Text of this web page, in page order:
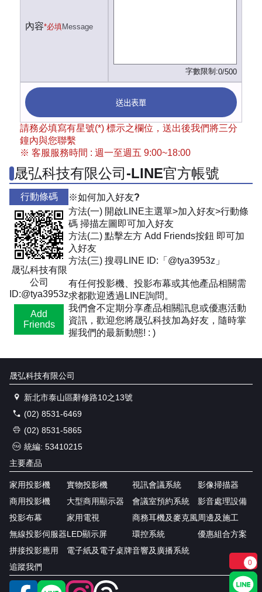
內容*必填Message
字數限制:0/500
送出表單
請務必填寫有星號(*) 標示之欄位，送出後我們將三分
鐘內與您聯繫
※ 客服服務時間 : 週一至週五 9:00~18:00
晟弘科技有限公司-LINE官方帳號
行動條碼
晟弘科技有限
公司
ID:@tya3953z
Add
Friends
※如何加入好友?
方法(一) 開啟LINE主選單>加入好友>行動條
碼 掃描左圖即可加入好友
方法(二) 點擊左方 Add Friends按鈕 即可加
入好友
方法(三) 搜尋LINE ID:「@tya3953z」
有任何投影機、投影布幕或其他產品相關需
求都歡迎透過LINE詢問。
我們會不定期分享產品相關訊息或優惠活動
資訊，歡迎您將晟弘科技加為好友，隨時掌
握我們的最新動態! : )
晟弘科技有限公司
新北市泰山區辭修路10之13號
(02) 8531-6469
(02) 8531-5865
統編: 53410215
主要產品
家用投影機
商用投影機
投影布幕
無線投影伺服器
拼接投影應用
實物投影機
大型商用顯示器
家用電視
LED顯示屏
電子紙及電子桌牌
視訊會議系統
會議室預約系統
商務耳機及麥克風
環控系統
音響及廣播系統
影像掃描器
影音處理設備
周邊及施工
優惠組合方案
追蹤我們 0